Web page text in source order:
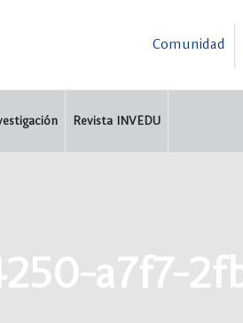
Comunidad
Revista INVEDU
a7f7-